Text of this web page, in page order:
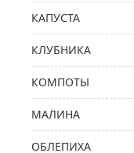
КАПУСТА
КЛУБНИКА
КОМПОТЫ
МАЛИНА
ОБЛЕПИХА